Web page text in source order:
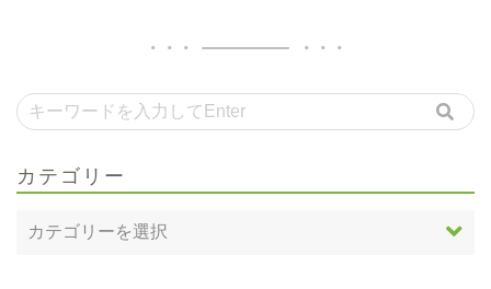
カテゴリー